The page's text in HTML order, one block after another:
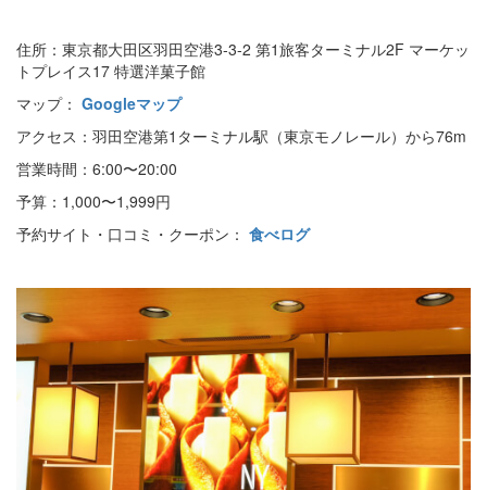
住所：東京都大田区羽田空港3-3-2 第1旅客ターミナル2F マーケッ
トプレイス17 特選洋菓子館
マップ： Googleマップ
アクセス：羽田空港第1ターミナル駅（東京モノレール）から76m
営業時間：6:00〜20:00
予算：1,000〜1,999円
予約サイト・口コミ・クーポン： 食べログ